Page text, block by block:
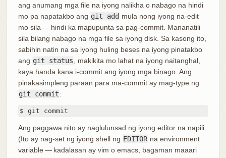
ang anumang mga file na iyong nalikha o nabago na hindi
mo pa napatakbo ang git add mula nong iyong na-edit
mo sila — hindi ka mapupunta sa pag-commit. Mananatili
sila bilang nabago na mga file sa iyong disk. Sa kasong ito,
sabihin natin na sa iyong huling beses na iyong pinatakbo
ang git status
, makikita mo lahat na iyong naitanghal,
kaya handa kana i-commit ang iyong mga binago. Ang
pinakasimpleng paraan para ma-commit ay mag-type ng
git commit:
$ git commit
Ang paggawa nito ay naglulunsad ng iyong editor na napili.
(Ito ay nag-set ng iyong shell ng EDITOR na environment
variable — kadalasan ay vim o emacs, bagaman maaari